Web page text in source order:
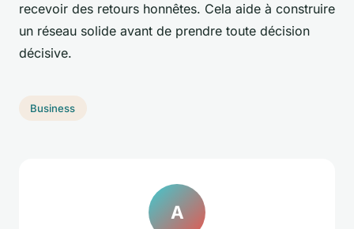
recevoir des retours honnêtes. Cela aide à construire
un réseau solide avant de prendre toute décision
décisive.
Business
A